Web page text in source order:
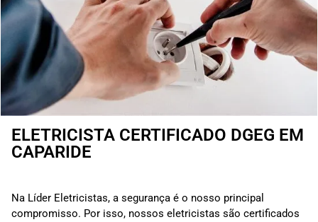
ELETRICISTA CERTIFICADO DGEG EM
CAPARIDE
Na Líder Eletricistas, a segurança é o nosso principal
compromisso. Por isso, nossos eletricistas são certificados